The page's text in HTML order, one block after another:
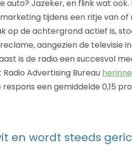
Jazeker, en flink wat ook.
tijdens een ritje van of
op de achtergrond actief is,
aangezien de televisie
is de radio een succesvol
Advertising Bureau
respons een gemiddelde 0,15
en wordt steeds